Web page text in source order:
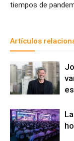
tiempos de
Artículos